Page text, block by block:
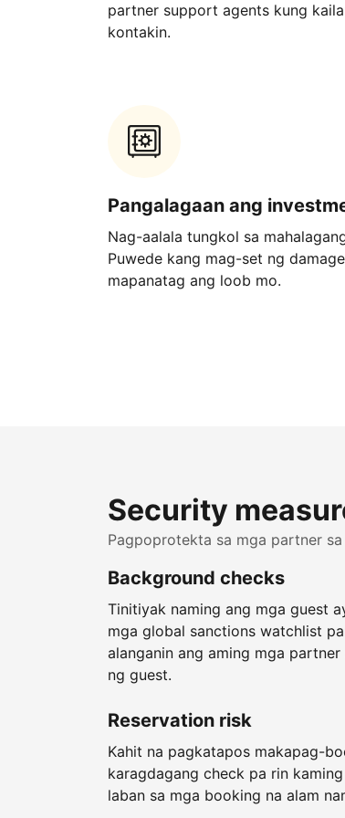
partner support agents kung
kontakin.
Pangalagaan ang
Nag-aalala tungkol sa
Puwede kang mag-set ng
mapanatag ang loob mo.
Security
Pagpoprotekta sa mga partner
Background checks
Tinitiyak naming ang mga guest
mga global sanctions watchlist
alanganin ang aming mga
ng guest.
Reservation risk
Kahit na pagkatapos makapag-
karagdagang check pa rin
laban sa mga booking na alam